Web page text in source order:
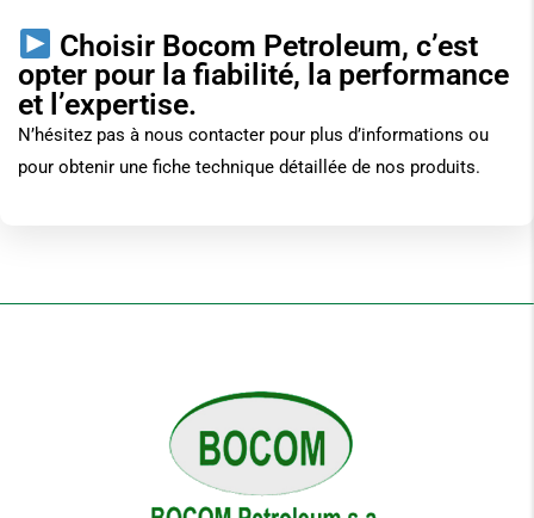
Choisir Bocom Petroleum, c’est
opter pour la fiabilité, la performance
et l’expertise.
N’hésitez pas à nous contacter pour plus d’informations ou
pour obtenir une fiche technique détaillée de nos produits.